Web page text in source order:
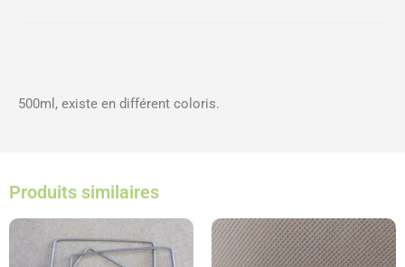
500ml, existe en différent coloris.
Produits similaires